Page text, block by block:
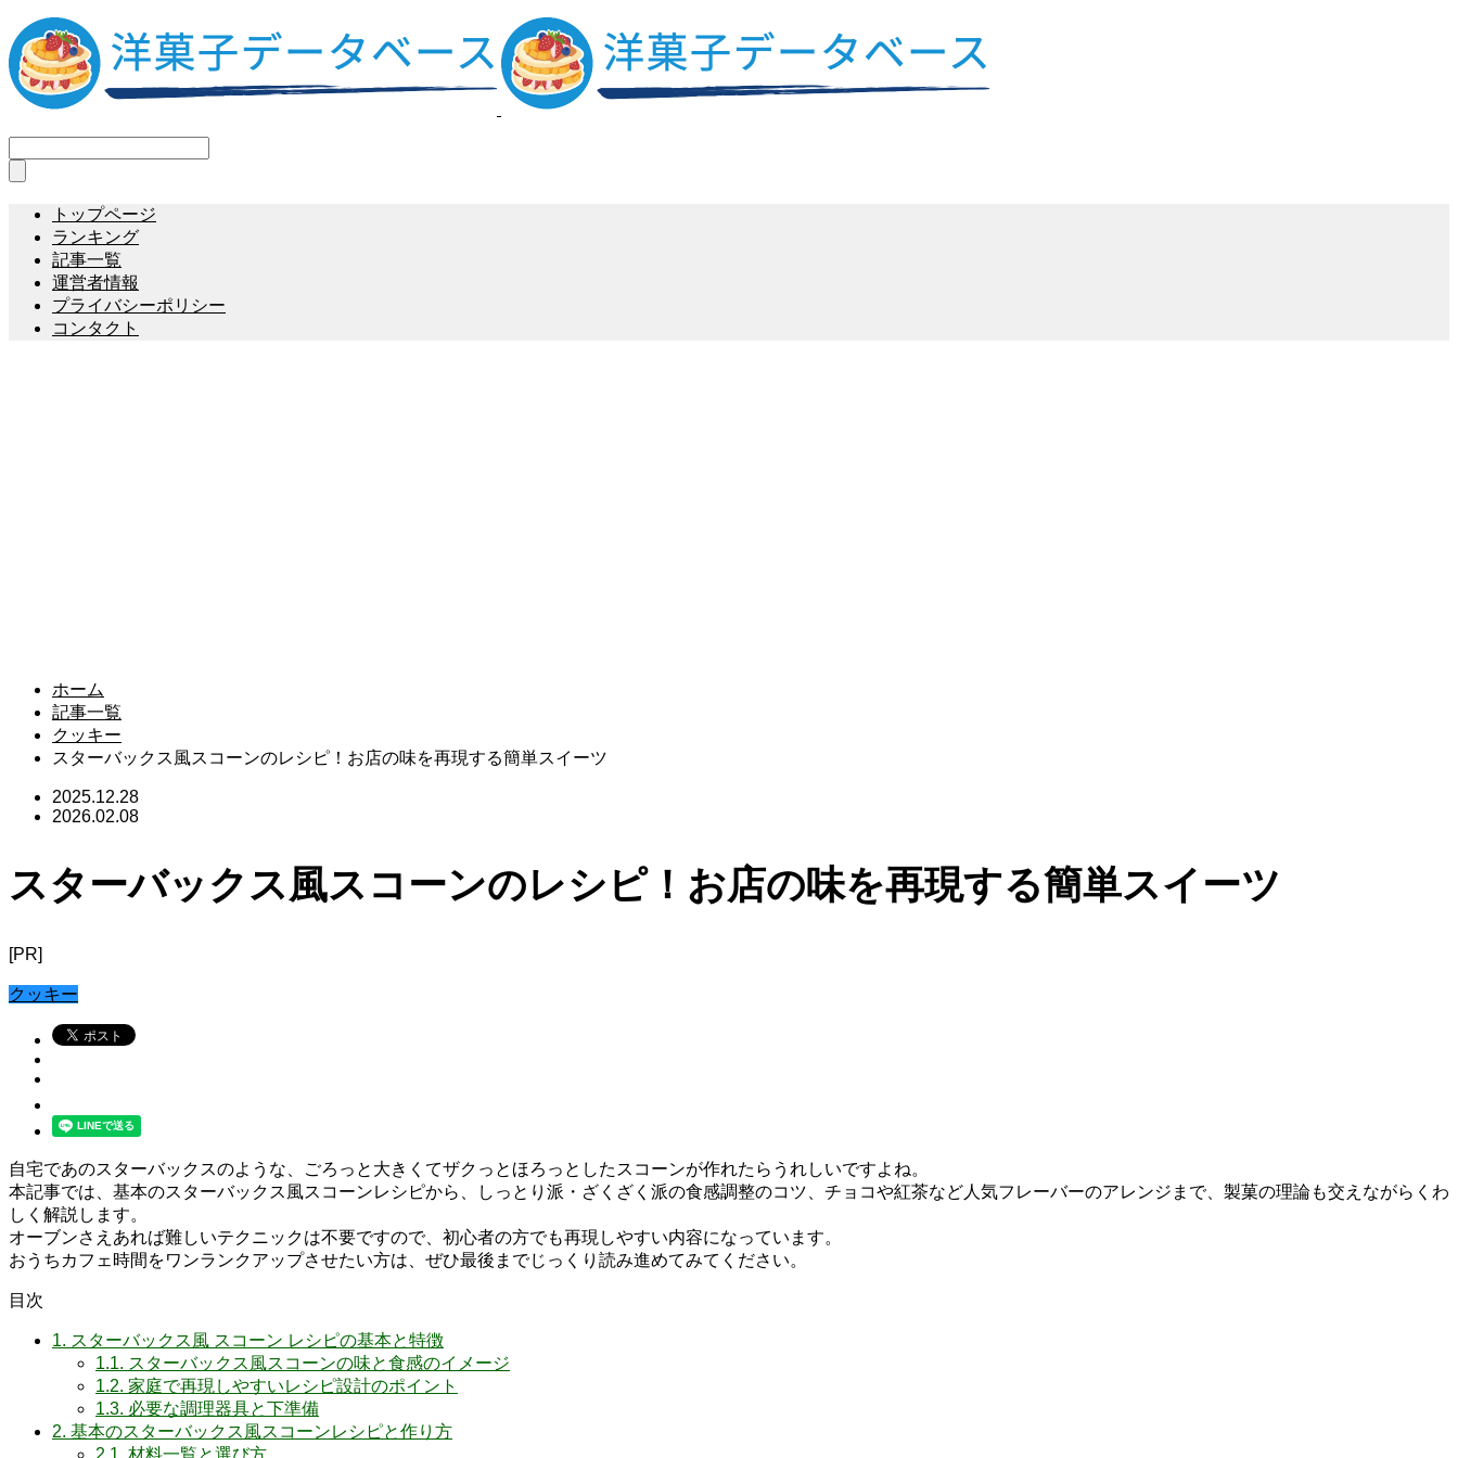
トップページ
ランキング
記事一覧
運営者情報
プライバシーポリシー
コンタクト
ホーム
記事一覧
クッキー
スターバックス風スコーンのレシピ！お店の味を再現する簡単スイーツ
2025.12.28
2026.02.08
スターバックス風スコーンのレシピ！お店の味を再現する簡単スイーツ
[PR]
クッキー
自宅であのスターバックスのような、ごろっと大きくてザクっとほろっとしたスコーンが作れたらうれしいですよね。
本記事では、基本のスターバックス風スコーンレシピから、しっとり派・ざくざく派の食感調整のコツ、チョコや紅茶など人気フレーバーのアレンジまで、製菓の理論も交えながらくわ
しく解説します。
オーブンさえあれば難しいテクニックは不要ですので、初心者の方でも再現しやすい内容になっています。
おうちカフェ時間をワンランクアップさせたい方は、ぜひ最後までじっくり読み進めてみてください。
目次
1. スターバックス風 スコーン レシピの基本と特徴
1.1. スターバックス風スコーンの味と食感のイメージ
1.2. 家庭で再現しやすいレシピ設計のポイント
1.3. 必要な調理器具と下準備
2. 基本のスターバックス風スコーンレシピと作り方
2.1. 材料一覧と選び方